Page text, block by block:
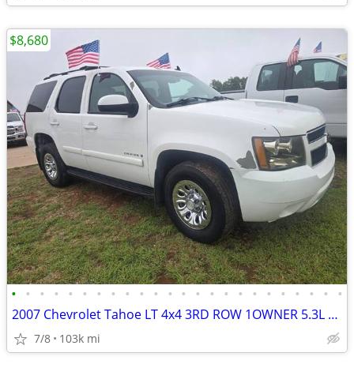
• • • • • • • • • • • • • • • • • • • • • • • •
2007 Chevrolet Tahoe LT 4x4 3RD ROW 1OWNER 5.3L RUNS&DRIVES GREAT A/
7/8 103k mi
$8,680